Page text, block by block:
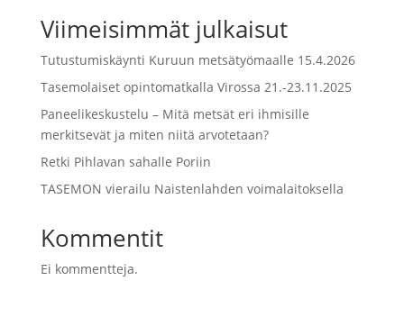
Viimeisimmät julkaisut
Tutustumiskäynti Kuruun metsätyömaalle 15.4.2026
Tasemolaiset opintomatkalla Virossa 21.-23.11.2025
Paneelikeskustelu – Mitä metsät eri ihmisille
merkitsevät ja miten niitä arvotetaan?
Retki Pihlavan sahalle Poriin
TASEMON vierailu Naistenlahden voimalaitoksella
Kommentit
Ei kommentteja.